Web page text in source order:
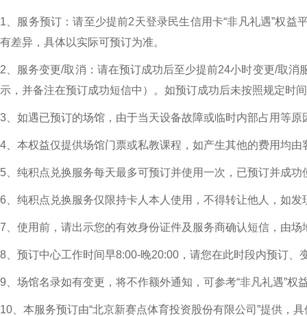
1、服务预订：请至少提前2天登录民生信用卡“非凡礼遇”权
有差异，具体以实际可预订为准。
2、服务变更/取消：请在预订成功后至少提前24小时变更/取
示，并备注在预订成功短信中）。如预订成功后未按照规定时
3、如遇已预订的场馆，由于当天设备故障或临时内部占用等
4、本权益仅提供场馆门票或私教课程，如产生其他的费用均
5、纯积点兑换服务每天最多可预订并使用一次，已预订并成
6、纯积点兑换服务仅限持卡人本人使用，不得转让他人，如
7、使用前，请出示您的有效身份证件及服务商确认短信，由
8、预订中心工作时间早8:00-晚20:00，请您在此时段内预订、
9、场馆名录如有变更，将不作额外通知，可参考“非凡礼遇”权
10、本服务预订由“北京新赛点体育投资股份有限公司”提供，